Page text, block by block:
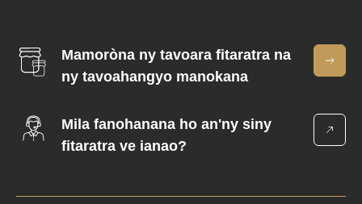
Mamoròna ny tavoara fitaratra na
ny tavoahangyo manokana
Mila fanohanana ho an'ny siny
fitaratra ve ianao?